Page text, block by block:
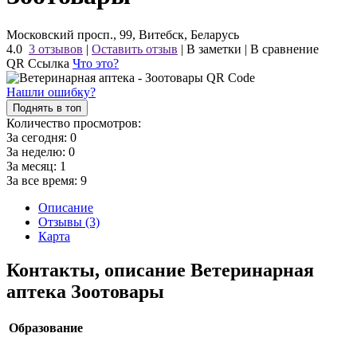
Московский просп., 99, Витебск, Беларусь
4.0 3 отзывов | Оставить отзыв | В заметки | В сравнение
QR Ссылка Что это?
Нашли ошибку?
Поднять в топ
Количество просмотров:
За сегодня: 0
За неделю: 0
За месяц: 1
За все время: 9
Описание
Отзывы (3)
Карта
Контакты, описание Ветеринарная
аптека Зоотовары
Образование